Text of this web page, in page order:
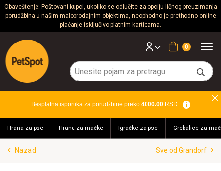
Obaveštenje: Poštovani kupci, ukoliko se odlučite za opciju ličnog preuzimanja
porudžbina u našim maloprodajnim objektima, neophodno je prethodno online
plaćanje isključivo platnim karticama.
Psi
Mačke
Glodari
Akvaristika
Teraristika
Brendovi
Korpa
Besplatna isporuka za porudžbine preko 4000.00RSD.
Hrana za pse Hrana za mačke Igračke za pse Grebalice za
Nazad Sve od Grandorf